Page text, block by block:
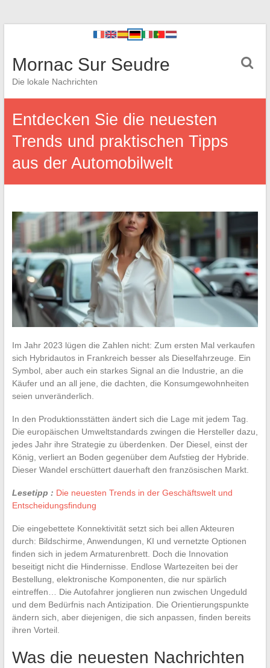
Mornac Sur Seudre
Die lokale Nachrichten
Entdecken Sie die neuesten
Trends und praktischen Tipps
aus der Automobilwelt
Im Jahr 2023 lügen die Zahlen nicht: Zum ersten Mal verkaufen
sich Hybridautos in Frankreich besser als Dieselfahrzeuge. Ein
Symbol, aber auch ein starkes Signal an die Industrie, an die
Käufer und an all jene, die dachten, die Konsumgewohnheiten
seien unveränderlich.
In den Produktionsstätten ändert sich die Lage mit jedem Tag.
Die europäischen Umweltstandards zwingen die Hersteller dazu,
jedes Jahr ihre Strategie zu überdenken. Der Diesel, einst der
König, verliert an Boden gegenüber dem Aufstieg der Hybride.
Dieser Wandel erschüttert dauerhaft den französischen Markt.
Lesetipp : Die neuesten Trends in der Geschäftswelt und
Entscheidungsfindung
Die eingebettete Konnektivität setzt sich bei allen Akteuren
durch: Bildschirme, Anwendungen, KI und vernetzte Optionen
finden sich in jedem Armaturenbrett. Doch die Innovation
beseitigt nicht die Hindernisse. Endlose Wartezeiten bei der
Bestellung, elektronische Komponenten, die nur spärlich
eintreffen… Die Autofahrer jonglieren nun zwischen Ungeduld
und dem Bedürfnis nach Antizipation. Die Orientierungspunkte
ändern sich, aber diejenigen, die sich anpassen, finden bereits
ihren Vorteil.
Was die neuesten Nachrichten